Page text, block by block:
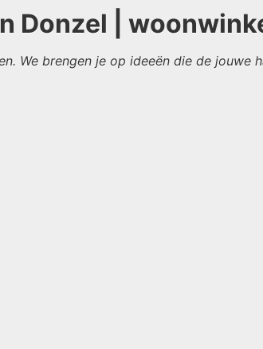
Donzel |
We brengen je op ideeën die de jouwe